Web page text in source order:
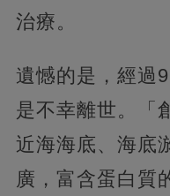
治療。
遺憾的是，經過
是不幸離世。「
近海海底、海底
廣，富含蛋白質